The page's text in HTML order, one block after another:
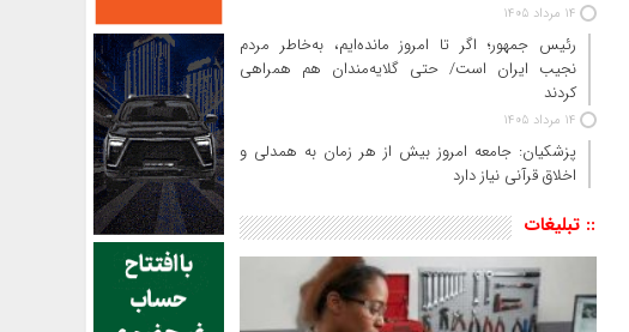
14 مرداد 1405
رئیس‌ جمهور؛ اگر تا امروز مانده‌ایم، به‌خاطر مردم
نجیب ایران است/ حتی گلایه‌مندان هم همراهی
کردند
14 مرداد 1405
پزشکیان: جامعه امروز بیش از هر زمان به همدلی و
اخلاق قرآنی نیاز دارد
:: تبلیغات